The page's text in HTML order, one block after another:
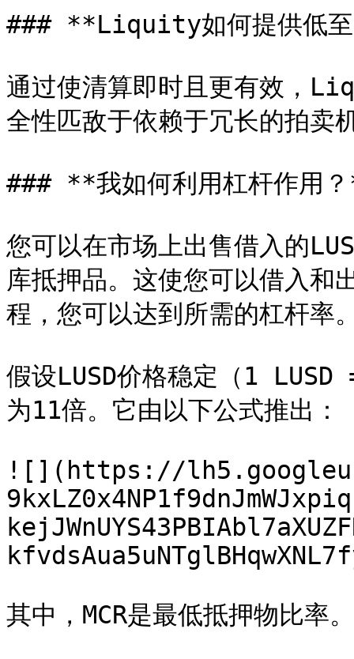
### **Liquity如何提供低至
通过使清算即时且更有效，
全性匹敌于依赖于冗长的拍卖
### **我如何利用杠杆作用
您可以在市场上出售借入的
库抵押品。这使您可以借入和
程，您可以达到所需的杠杆率
假设LUSD价格稳定（1
为11倍。它由以下公式推出：
![](https://
其中，MCR是最低抵押物比率。